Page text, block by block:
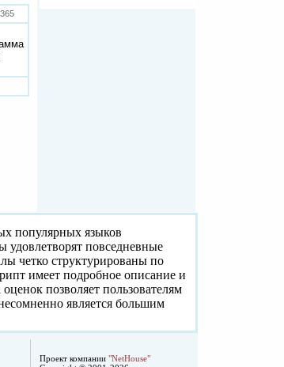
популярных языков
удовлетворят повседневные
четко структурированы по
имеет подробное описание и
позволяет пользователям
является большим
Проект компании "NetHouse"